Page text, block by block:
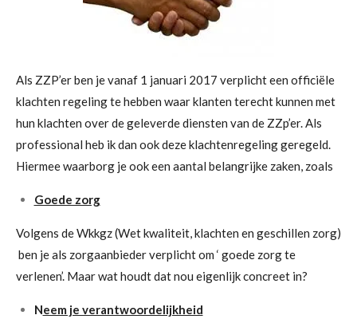
Als ZZP’er ben je vanaf 1 januari 2017 verplicht een officiële
klachten regeling te hebben waar klanten terecht kunnen met
hun klachten over de geleverde diensten van de ZZp’er. Als
professional heb ik dan ook deze klachtenregeling geregeld.
Hiermee waarborg je ook een aantal belangrijke zaken, zoals
Goede zorg
Volgens de Wkkgz (Wet kwaliteit, klachten en geschillen zorg)
ben je als zorgaanbieder verplicht om ‘ goede zorg te
verlenen’. Maar wat houdt dat nou eigenlijk concreet in?
Neem je verantwoordelijkheid